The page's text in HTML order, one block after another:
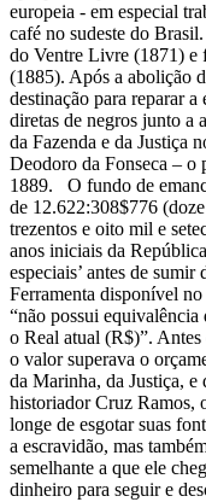
europeia - em especial
café no sudeste do
do Ventre Livre (1871) e
(1885). Após a abolição
destinação para reparar
diretas de negros junto a
da Fazenda e da Justiça
Deodoro da Fonseca – o
1889. O fundo de
de 12.622:308$776
trezentos e oito mil e
anos iniciais da
especiais’ antes de
Ferramenta disponível
“não possui
o Real atual (R$)”.
o valor superava o
da Marinha, da Justiça,
historiador Cruz Ramos,
longe de esgotar suas
a escravidão, mas
semelhante a que ele
dinheiro para seguir e